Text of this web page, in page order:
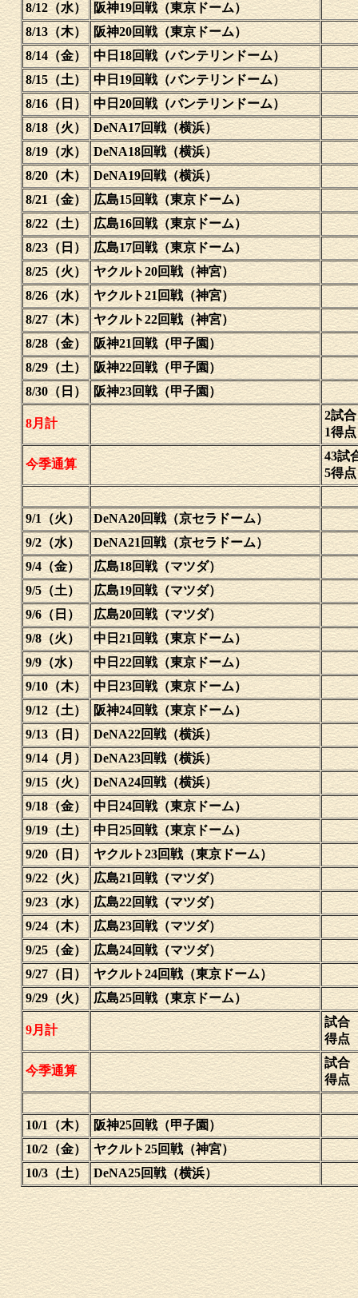
8/12（水） 阪神19回戦（東京ドーム）
8/13（木）
阪神20回戦（東京ドーム）
8/14（金） 中日18回戦（バンテリンドーム）
8/15（土） 中日19回戦（バンテリンドーム）
8/16（日） 中日20回戦（バンテリンドーム）
8/18（火） DeNA17回戦（横浜）
8/19（水）
DeNA18回戦（横浜）
8/20（木）
DeNA19回戦（横浜）
8/21（金） 広島15回戦（東京ドーム）
8/22（土）
広島16回戦（東京ドーム）
8/23（日） 広島17回戦（東京ドーム）
8/25（火） ヤクルト20回戦（神宮）
8/26（水）
ヤクルト21回戦（神宮）
8/27（木） ヤクルト22回戦（神宮）
8/28（金） 阪神21回戦（甲子園）
8/29（土） 阪神22回戦（甲子園）
8/30（日）
阪神23回戦（甲子園）
8月計
2試
1得
今季通算
43試
5得
9/1（火）
DeNA20回戦（京セラドーム）
9/2（水）
DeNA21回戦（京セラドーム）
9/4（金）
広島18回戦（マツダ）
9/5（土）
広島19回戦（マツダ）
9/6（日）
広島20回戦（マツダ）
9/8（火）
中日21回戦（東京ドーム）
9/9（水）
中日22回戦（東京ドーム）
9/10（木）
中日23回戦（東京ドーム）
9/12（土） 阪神24回戦（東京ドーム）
9/13（日）
DeNA22回戦（横浜）
9/14（月） DeNA23回戦（横浜）
9/15（火） DeNA24回戦（横浜）
9/18（金）
中日24回戦（東京ドーム）
9/19（土） 中日25回戦（東京ドーム）
9/20（日） ヤクルト23回戦（東京ドーム）
9/22（火） 広島21回戦（マツダ）
9/23（水）
広島22回戦（マツダ）
9/24（木） 広島23回戦（マツダ）
9/25（金）
広島24回戦（マツダ）
9/27（日）
ヤクルト24回戦（東京ドーム）
9/29（火） 広島25回戦（東京ドーム）
9月計
試合
得
今季通算
試合
得
10/1（木） 阪神25回戦（甲子園）
10/2（金） ヤクルト25回戦（神宮）
10/3（土）
DeNA25回戦（横浜）